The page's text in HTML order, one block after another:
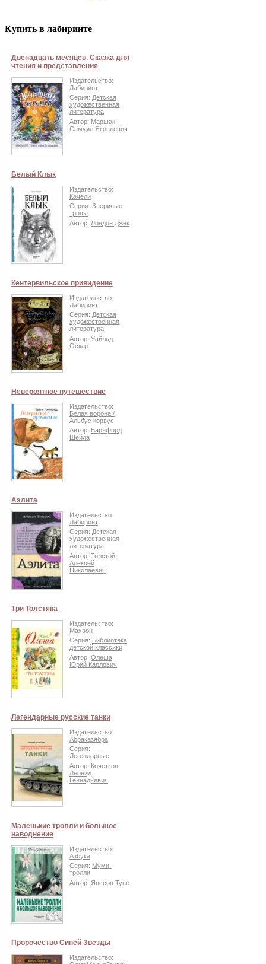
Купить в лабиринте
Двенадцать месяцев. Сказка для
чтения и представления
Издательство:
Лабиринт
Серия: Детская
художественная
литература
Автор: Маршак
Самуил Яковлевич
Белый Клык
Издательство:
Качели
Серия: Звериные
тропы
Автор: Лондон Джек
Кентервильское привидение
Издательство:
Лабиринт
Серия: Детская
художественная
литература
Автор: Уайльд
Оскар
Невероятное путешествие
Издательство:
Белая ворона /
Альбус корвус
Автор: Барнфорд
Шейла
Аэлита
Издательство:
Лабиринт
Серия: Детская
художественная
литература
Автор: Толстой
Алексей
Николаевич
Три Толстяка
Издательство:
Махаон
Серия: Библиотека
детской классики
Автор: Олеша
Юрий Карлович
Легендарные русские танки
Издательство:
Абраказябра
Серия:
Легендарные
Автор: Кочетков
Леонид
Геннадьевич
Маленькие тролли и большое
наводнение
Издательство:
Азбука
Серия: Муми-
тролли
Автор: Янссон Туве
Пророчество Синей Звезды
Издательство: